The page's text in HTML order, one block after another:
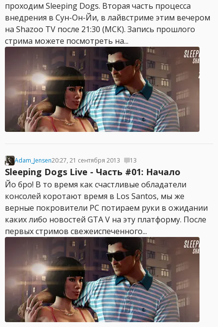
проходим Sleeping Dogs. Вторая часть процесса
внедрения в Сун-Он-Йи, в лайвстриме этим вечером
на Shazoo TV после 21:30 (МСК). Запись прошлого
стрима можете посмотреть на...
Adam_Jensen20:27, 21 сентября 2013 13
Sleeping Dogs Live - Часть #01: Начало
Йо бро! В то время как счастливые обладатели
консолей коротают время в Los Santos, мы же
верные покровители PC потираем руки в ожидании
каких либо новостей GTA V на эту платформу. После
первых стримов свежеиспеченного...